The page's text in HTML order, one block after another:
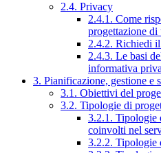
2.4. Privacy
2.4.1. Come
progettazione
2.4.2. Richiedi il
2.4.3. Le basi
informativa
3. Pianificazione, gestione e
3.1. Obiettivi del
3.2. Tipologie di
3.2.1. Tipologie
coinvolti nel
3.2.2. Tipologie